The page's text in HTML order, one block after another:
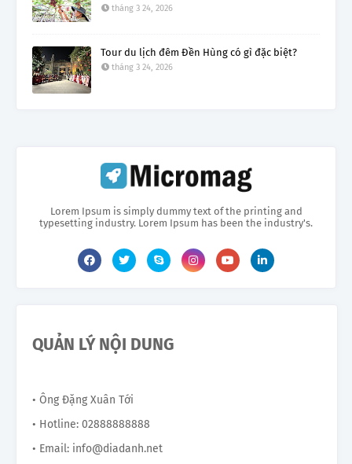
tháng 3 24, 2026
Tour du lịch đêm Đền Hùng có gì đặc biệt?
tháng 3 24, 2026
Lorem Ipsum is simply dummy text of the printing and
typesetting industry. Lorem Ipsum has been the industry's.
QUẢN LÝ NỘI DUNG
• Ông Đặng Xuân Tới
• Hotline: 02888888888
• Email: info@diadanh.net